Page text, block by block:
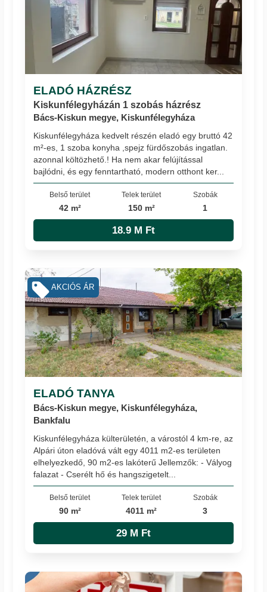
ELADÓ HÁZRÉSZ
Kiskunfélegyházán 1 szobás házrész
Bács-Kiskun megye, Kiskunfélegyháza
Kiskunfélegyháza kedvelt részén eladó egy bruttó 42
m²-es, 1 szoba konyha ,spejz fürdőszobás ingatlan.
azonnal költözhető.! Ha nem akar felújítással
bajlódni, és egy fenntartható, modern otthont ker...
Belső terület
42 m²
Telek terület
150 m²
Szobák
1
18.9 M Ft
ELADÓ TANYA
Bács-Kiskun megye, Kiskunfélegyháza,
Bankfalu
Kiskunfélegyháza külterületén, a várostól 4 km-re, az
Alpári úton eladóvá vált egy 4011 m2-es területen
elhelyezkedő, 90 m2-es lakóterű Jellemzők: - Vályog
falazat - Cserélt hő és hangszigetelt...
Belső terület
90 m²
Telek terület
4011 m²
Szobák
3
29 M Ft
AKCIÓS ÁR